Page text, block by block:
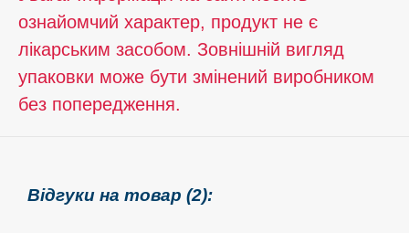
ознайомчий характер, продукт не є
лікарським засобом. Зовнішній вигляд
упаковки може бути змінений виробником
без попередження.
Відгуки на товар (2):